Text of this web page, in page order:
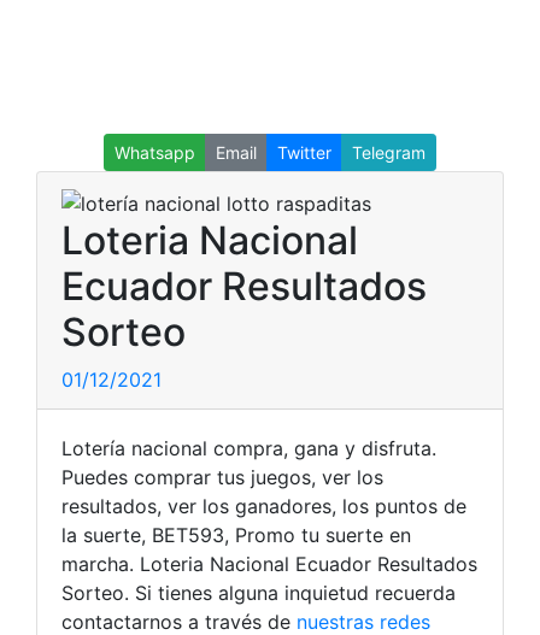
Whatsapp Email Twitter Telegram
Loteria Nacional
Ecuador Resultados
Sorteo
01/12/2021
Lotería nacional compra, gana y disfruta.
Puedes comprar tus juegos, ver los
resultados, ver los ganadores, los puntos de
la suerte, BET593, Promo tu suerte en
marcha. Loteria Nacional Ecuador Resultados
Sorteo. Si tienes alguna inquietud recuerda
contactarnos a través de nuestras redes